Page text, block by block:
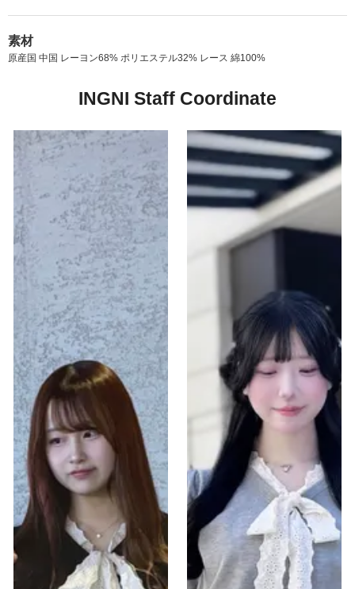
素材
原産国 中国 レーヨン68% ポリエステル32% レース 綿100%
INGNI Staff Coordinate